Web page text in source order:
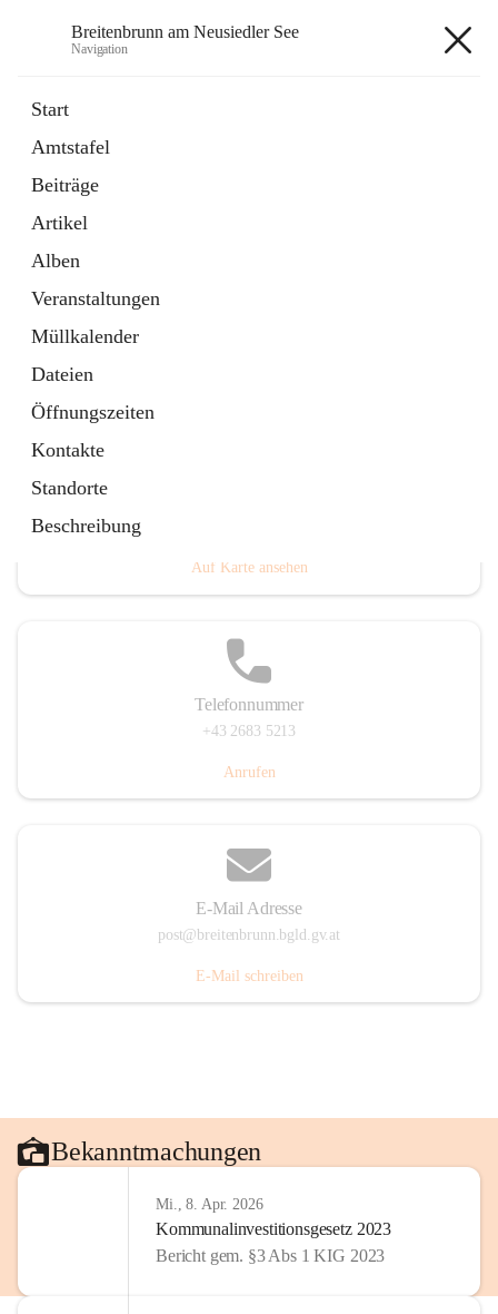
Breitenbrunn am Neusiedler See
Navigation
Start
Amtstafel
Beiträge
Artikel
Alben
Veranstaltungen
Müllkalender
Dateien
Öffnungszeiten
Kontakte
Standorte
Beschreibung
18 Schnellzugriffe
Gemeindeservice
Auf Karte ansehen
Telefonnummer
+43 2683 5213
Anrufen
E-Mail Adresse
post@breitenbrunn.bgld.gv.at
E-Mail schreiben
Bekanntmachungen
Mi., 8. Apr. 2026
Kommunalinvestitionsgesetz 2023
Bericht gem. §3 Abs 1 KIG 2023